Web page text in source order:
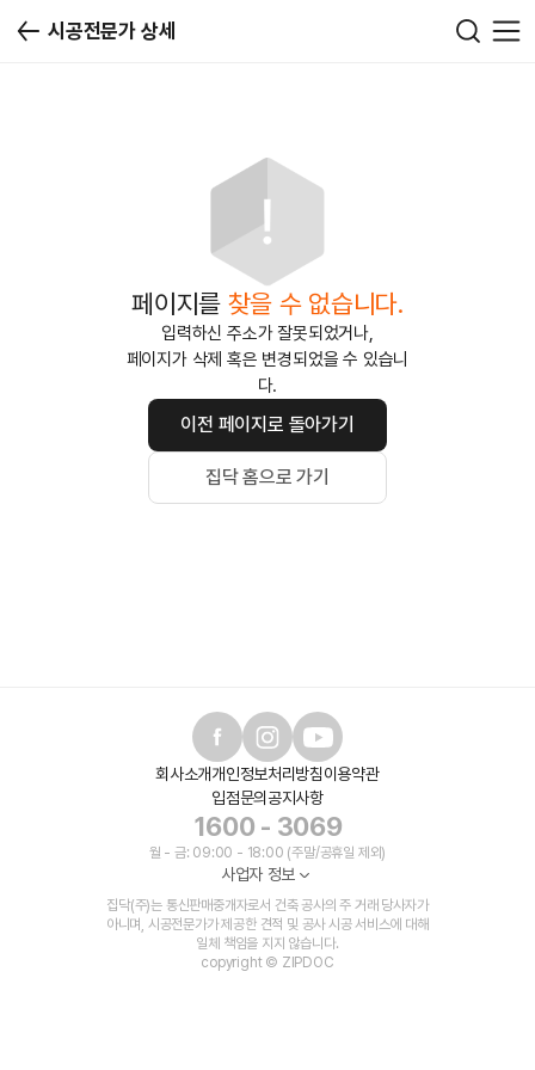
시공전문가 상세
페이지를 찾을 수 없습니다.
입력하신 주소가 잘못되었거나,
페이지가 삭제 혹은 변경되었을 수 있습니
다.
이전 페이지로 돌아가기
집닥 홈으로 가기
회사소개개인정보처리방침이용약관
입점문의 공지사항
1600 - 3069
월 - 금: 09:00 - 18:00 (주말/공휴일 제외)
사업자 정보
집닥(주)는 통신판매중개자로서 건축 공사의 주 거래 당사자가
아니며, 시공전문가가 제공한 견적 및 공사 시공 서비스에 대해
일체 책임을 지지 않습니다.
copyright © ZIPDOC